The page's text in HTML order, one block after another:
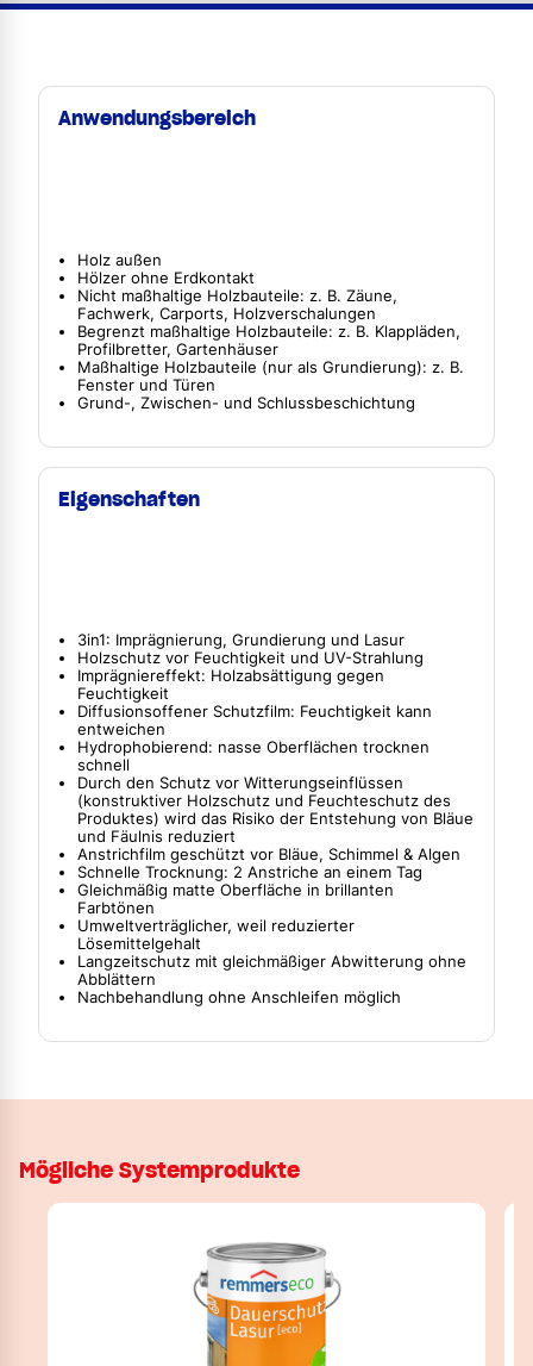
Anwendungsbereich
Holz außen
Hölzer ohne Erdkontakt
Nicht maßhaltige Holzbauteile: z. B. Zäune,
Fachwerk, Carports, Holzverschalungen
Begrenzt maßhaltige Holzbauteile: z. B. Klappläden,
Profilbretter, Gartenhäuser
Maßhaltige Holzbauteile (nur als Grundierung): z. B.
Fenster und Türen
Grund-, Zwischen- und Schlussbeschichtung
Eigenschaften
3in1: Imprägnierung, Grundierung und Lasur
Holzschutz vor Feuchtigkeit und UV-Strahlung
Imprägniereffekt: Holzabsättigung gegen
Feuchtigkeit
Diffusionsoffener Schutzfilm: Feuchtigkeit kann
entweichen
Hydrophobierend: nasse Oberflächen trocknen
schnell
Durch den Schutz vor Witterungseinflüssen
(konstruktiver Holzschutz und Feuchteschutz des
Produktes) wird das Risiko der Entstehung von Bläue
und Fäulnis reduziert
Anstrichfilm geschützt vor Bläue, Schimmel & Algen
Schnelle Trocknung: 2 Anstriche an einem Tag
Gleichmäßig matte Oberfläche in brillanten
Farbtönen
Umweltverträglicher, weil reduzierter
Lösemittelgehalt
Langzeitschutz mit gleichmäßiger Abwitterung ohne
Abblättern
Nachbehandlung ohne Anschleifen möglich
Mögliche Systemprodukte